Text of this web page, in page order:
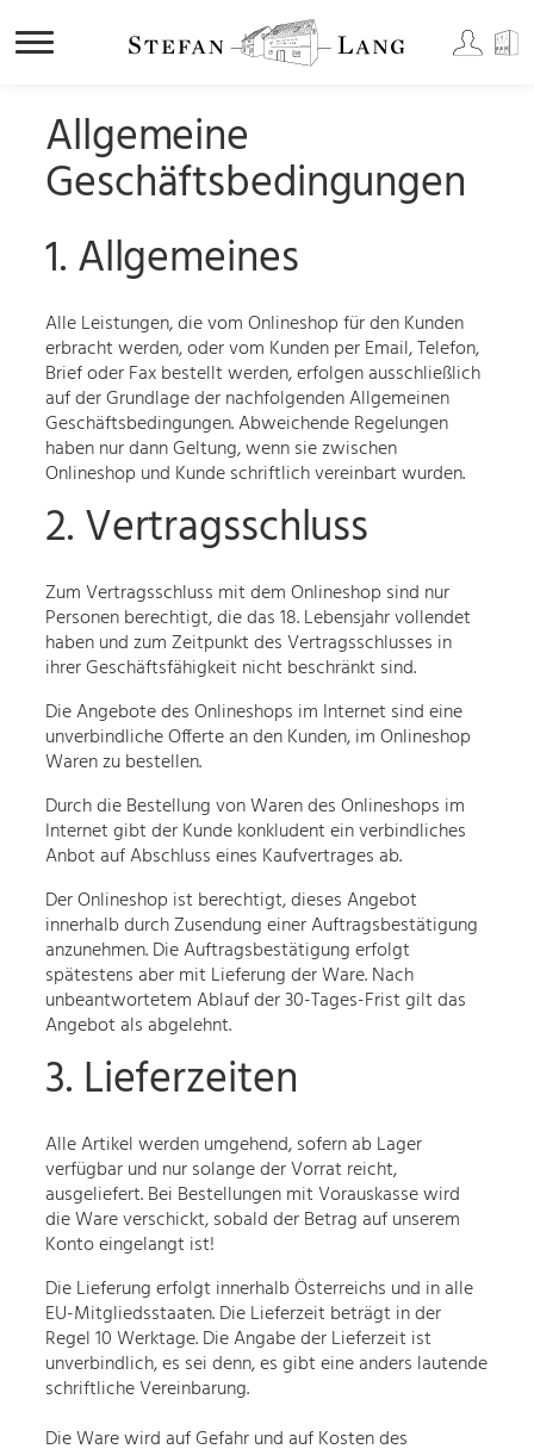
Inhalt
springen
Allgemeine
Geschäftsbedingungen
1. Allgemeines
Alle Leistungen, die vom Onlineshop für den Kunden
erbracht werden, oder vom Kunden per Email, Telefon,
Brief oder Fax bestellt werden, erfolgen ausschließlich
auf der Grundlage der nachfolgenden Allgemeinen
Geschäftsbedingungen. Abweichende Regelungen
haben nur dann Geltung, wenn sie zwischen
Onlineshop und Kunde schriftlich vereinbart wurden.
2. Vertragsschluss
Zum Vertragsschluss mit dem Onlineshop sind nur
Personen berechtigt, die das 18. Lebensjahr vollendet
haben und zum Zeitpunkt des Vertragsschlusses in
ihrer Geschäftsfähigkeit nicht beschränkt sind.
Die Angebote des Onlineshops im Internet sind eine
unverbindliche Offerte an den Kunden, im Onlineshop
Waren zu bestellen.
Durch die Bestellung von Waren des Onlineshops im
Internet gibt der Kunde konkludent ein verbindliches
Anbot auf Abschluss eines Kaufvertrages ab.
Der Onlineshop ist berechtigt, dieses Angebot
innerhalb durch Zusendung einer Auftragsbestätigung
anzunehmen. Die Auftragsbestätigung erfolgt
spätestens aber mit Lieferung der Ware. Nach
unbeantwortetem Ablauf der 30-Tages-Frist gilt das
Angebot als abgelehnt.
3. Lieferzeiten
Alle Artikel werden umgehend, sofern ab Lager
verfügbar und nur solange der Vorrat reicht,
ausgeliefert. Bei Bestellungen mit Vorauskasse wird
die Ware verschickt, sobald der Betrag auf unserem
Konto eingelangt ist!
Die Lieferung erfolgt innerhalb Österreichs und in alle
EU-Mitgliedsstaaten. Die Lieferzeit beträgt in der
Regel 10 Werktage. Die Angabe der Lieferzeit ist
unverbindlich, es sei denn, es gibt eine anders lautende
schriftliche Vereinbarung.
Die Ware wird auf Gefahr und auf Kosten des